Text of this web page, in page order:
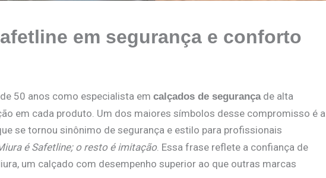
em segurança e conforto
50 anos como especialista em calçados de segurançade alta
em cada produto. Um dos maiores símbolos desse compromisso é a
se tornou sinônimo de segurança e estilo para profissionais
é Safetline; o resto é imitação. Essa frase reflete a confiança de
um calçado com desempenho superior ao que outras marcas